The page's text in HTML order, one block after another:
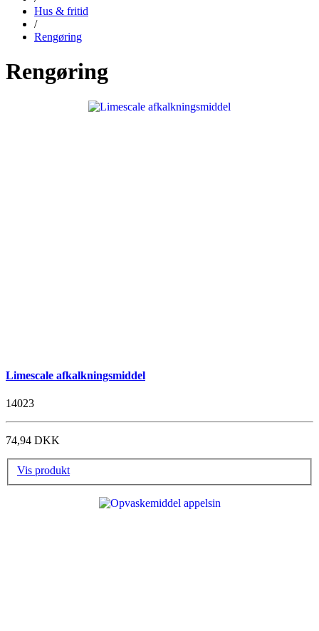
Hus & fritid
/
Rengøring
Rengøring
Limescale afkalkningsmiddel
14023
74,94 DKK
Vis produkt